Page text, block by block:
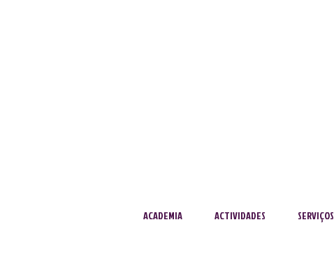
ACADEMIA ACTIVIDADES SERVIÇOS